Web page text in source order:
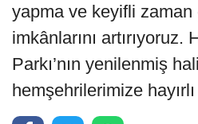
yapma ve keyifli zaman
imkânlarını artırıyoruz.
Parkı’nın yenilenmiş
hemşehrilerimize